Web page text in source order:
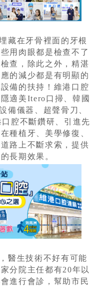
藏在牙骨裡面的牙根
用肉眼都是檢查不了
查，除此之外，精湛
的減少都是有明顯的
備的扶持！維港口腔
適美Itero口掃、韓國
備儀器、超聲骨刀、
腔不斷鑽研、引進先
種植牙、美學修復、
路上不斷求索，提供
長期效果。
醫生技術不好有可能
分院主任都有20年以
進行會診，幫助市民